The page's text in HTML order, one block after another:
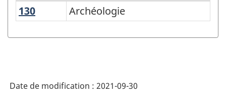
Principal
130 ArchéologieArchéologie
Date de modification : 2021-09-30